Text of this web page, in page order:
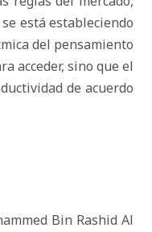
está estableciendo
del pensamiento
acceder, sino que el
de acuerdo
Bin Rashid Al